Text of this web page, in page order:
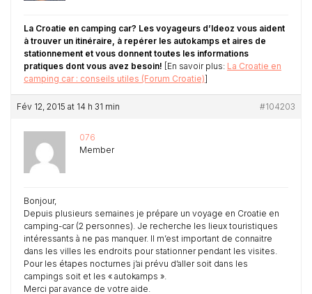
La Croatie en camping car? Les voyageurs d’Ideoz vous aident
à trouver un itinéraire, à repérer les autokamps et aires de
stationnement et vous donnent toutes les informations
pratiques dont vous avez besoin! [En savoir plus: La Croatie en
camping car : conseils utiles (Forum Croatie)]
Fév 12, 2015 at 14 h 31 min #104203
076
Member
Bonjour,
Depuis plusieurs semaines je prépare un voyage en Croatie en
camping-car (2 personnes). Je recherche les lieux touristiques
intéressants à ne pas manquer. Il m’est important de connaitre
dans les villes les endroits pour stationner pendant les visites.
Pour les étapes nocturnes j’ai prévu d’aller soit dans les
campings soit et les « autokamps ».
Merci par avance de votre aide.